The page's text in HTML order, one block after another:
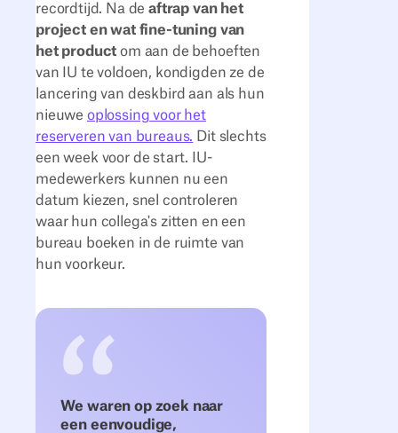
recordtijd. Na deaftrap van het
project en wat fine-tuning van
het product om aan de behoeften
van IU te voldoen, kondigden ze de
lancering van deskbird aan als hun
nieuwe oplossing voor het
reserveren van bureaus. Dit slechts
een week voor de start. IU-
medewerkers kunnen nu een
datum kiezen, snel controleren
waar hun collega's zitten en een
bureau boeken in de ruimte van
hun voorkeur.
We waren op zoek naar
een eenvoudige,